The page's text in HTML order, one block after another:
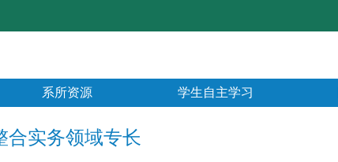
系所资源 学生自主学习
合实务领域专长